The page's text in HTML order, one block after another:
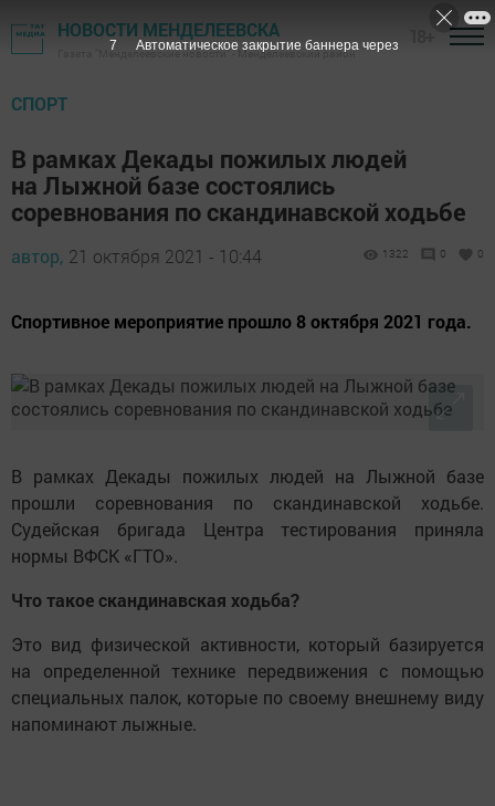
НОВОСТИ МЕНДЕЛЕЕВСКА
Газета "Менделеевские новости" - Менделеевский район
СПОРТ
В рамках Декады пожилых людей
на Лыжной базе состоялись
соревнования по скандинавской ходьбе
автор, 21 октября 2021 - 10:44 1322 0 0
Спортивное мероприятие прошло 8 октября 2021 года.
В рамках Декады пожилых людей на Лыжной базе
прошли соревнования по скандинавской ходьбе.
Судейская бригада Центра тестирования приняла
нормы ВФСК «ГТО».
Что такое скандинавская ходьба?
Это вид физической активности, который базируется
на определенной технике передвижения с помощью
специальных палок, которые по своему внешнему виду
напоминают лыжные.
6 Автоматическое закрытие баннера через